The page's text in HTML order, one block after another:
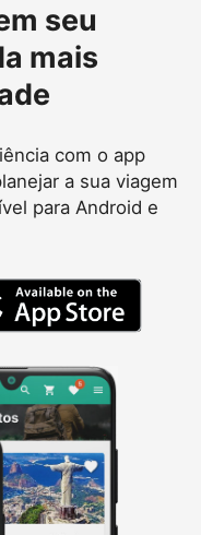
seu
mais
com o app
a sua viagem
para Android e